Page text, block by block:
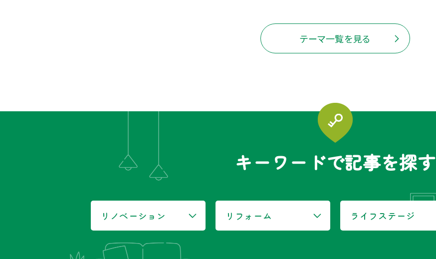
テーマ一覧を見る
キーワードで記事を探す
リノベーション リフォーム ライフステージ